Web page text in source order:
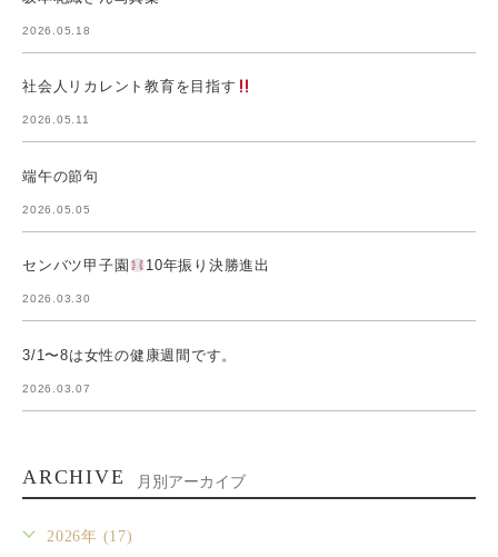
2026.05.18
社会人リカレント教育を目指す
2026.05.11
端午の節句
2026.05.05
センバツ甲子園 10年振り決勝進出
2026.03.30
3/1〜8は女性の健康週間です。
2026.03.07
ARCHIVE 月別アーカイブ
2026年 (17)